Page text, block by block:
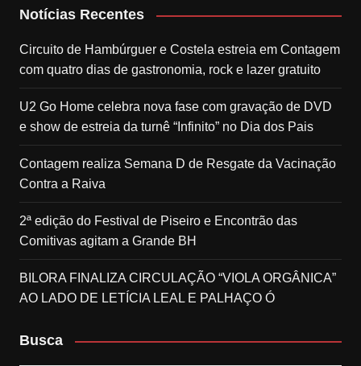
Notícias Recentes
Circuito de Hambúrguer e Costela estreia em Contagem
com quatro dias de gastronomia, rock e lazer gratuito
U2 Go Home celebra nova fase com gravação de DVD
e show de estreia da turnê “Infinito” no Dia dos Pais
Contagem realiza Semana D de Resgate da Vacinação
Contra a Raiva
2ª edição do Festival de Piseiro e Encontrão das
Comitivas agitam a Grande BH
BILORA FINALIZA CIRCULAÇÃO “VIOLA ORGÂNICA”
AO LADO DE LETÍCIA LEAL E PALHAÇO Ó
Busca